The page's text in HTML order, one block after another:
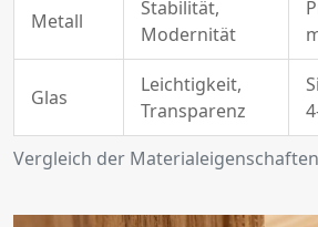
Vergleich der
Metall
Stabilität,
Modernität
Glas
Leichtigkeit,
Transparenz